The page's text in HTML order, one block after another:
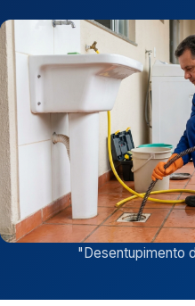
"Desentupimento